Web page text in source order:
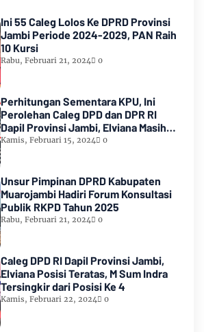
Ini 55 Caleg Lolos Ke DPRD Provinsi
Jambi Periode 2024-2029, PAN Raih
10 Kursi
Rabu, Februari 21, 2024 0
Perhitungan Sementara KPU, Ini
Perolehan Caleg DPD dan DPR RI
Dapil Provinsi Jambi, Elviana Masih
Urutan Kedua Teratas
Kamis, Februari 15, 2024 0
Unsur Pimpinan DPRD Kabupaten
Muarojambi Hadiri Forum Konsultasi
Publik RKPD Tahun 2025
Rabu, Februari 21, 2024 0
Caleg DPD RI Dapil Provinsi Jambi,
Elviana Posisi Teratas, M Sum Indra
Tersingkir dari Posisi Ke 4
Kamis, Februari 22, 2024 0